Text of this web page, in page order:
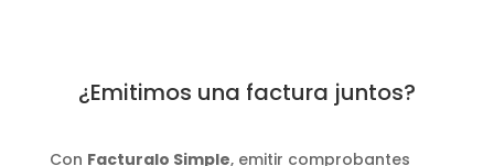
¿Emitimos una factura juntos?
Con Facturalo Simple, emitir comprobantes